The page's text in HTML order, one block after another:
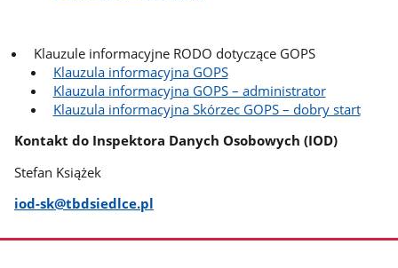
Klauzule informacyjne RODO dotyczące GOPS
Klauzula informacyjna GOPS
Klauzula informacyjna GOPS – administrator
Klauzula informacyjna Skórzec GOPS – dobry start
Kontakt do Inspektora Danych Osobowych (IOD)
Stefan Książek
iod-sk@tbdsiedlce.pl